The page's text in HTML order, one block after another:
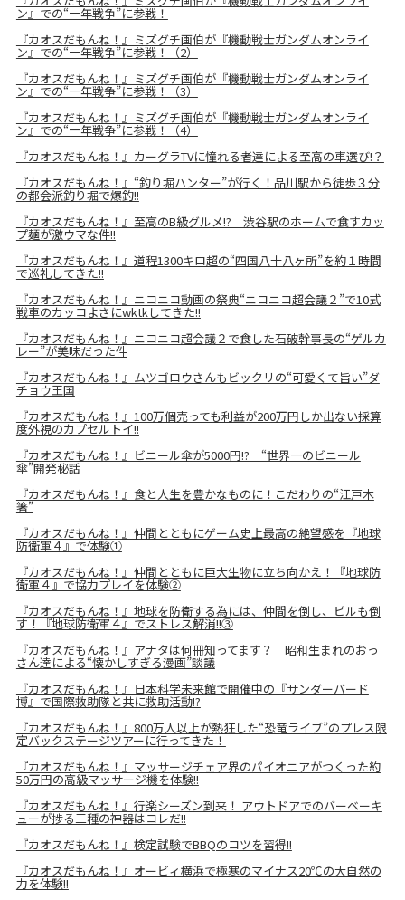
ン』での“一年戦争”に参戦！
『カオスだもんね！』ミズグチ画伯が『機動戦士ガンダムオンライ
ン』での“一年戦争”に参戦！（2）
『カオスだもんね！』ミズグチ画伯が『機動戦士ガンダムオンライ
ン』での“一年戦争”に参戦！（3）
『カオスだもんね！』ミズグチ画伯が『機動戦士ガンダムオンライ
ン』での“一年戦争”に参戦！（4）
『カオスだもんね！』カーグラTVに憧れる者達による至高の車選び!？
『カオスだもんね！』“釣り堀ハンター”が行く！品川駅から徒歩３分
の都会派釣り堀で爆釣!!
『カオスだもんね！』至高のB級グルメ!? 渋谷駅のホームで食すカッ
プ麺が激ウマな件!!
『カオスだもんね！』道程1300キロ超の“四国八十八ヶ所”を約１時間
で巡礼してきた!!
『カオスだもんね！』ニコニコ動画の祭典“ニコニコ超会議２”で10式
戦車のカッコよさにwktkしてきた!!
『カオスだもんね！』ニコニコ超会議２で食した石破幹事長の“ゲルカ
レー”が美味だった件
『カオスだもんね！』ムツゴロウさんもビックリの“可愛くて旨い”ダ
チョウ王国
『カオスだもんね！』100万個売っても利益が200万円しか出ない採算
度外視のカプセルトイ!!
『カオスだもんね！』ビニール傘が5000円!? “世界一のビニール
傘”開発秘話
『カオスだもんね！』食と人生を豊かなものに！こだわりの“江戸木
箸”
『カオスだもんね！』仲間とともにゲーム史上最高の絶望感を『地球
防衛軍４』で体験①
『カオスだもんね！』仲間とともに巨大生物に立ち向かえ！『地球防
衛軍４』で協力プレイを体験②
『カオスだもんね！』地球を防衛する為には、仲間を倒し、ビルも倒
す！『地球防衛軍４』でストレス解消!!③
『カオスだもんね！』アナタは何冊知ってます？ 昭和生まれのおっ
さん達による“懐かしすぎる漫画”談議
『カオスだもんね！』日本科学未来館で開催中の『サンダーバード
博』で国際救助隊と共に救助活動!?
『カオスだもんね！』800万人以上が熱狂した“恐竜ライブ”のプレス限
定バックステージツアーに行ってきた！
『カオスだもんね！』マッサージチェア界のパイオニアがつくった約
50万円の高級マッサージ機を体験!!
『カオスだもんね！』行楽シーズン到来！ アウトドアでのバーベーキ
ューが捗る三種の神器はコレだ!!
『カオスだもんね！』検定試験でBBQのコツを習得!!
『カオスだもんね！』オービィ横浜で極寒のマイナス20℃の大自然の
力を体験!!